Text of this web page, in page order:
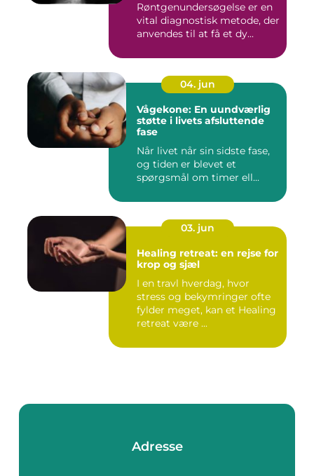
Røntgenundersøgelse er en
vital diagnostisk metode, der
anvendes til at få et dy...
04. jun
Vågekone: En uundværlig
støtte i livets afsluttende
fase
Når livet når sin sidste fase,
og tiden er blevet et
spørgsmål om timer ell...
03. jun
Healing retreat: en rejse for
krop og sjæl
I en travl hverdag, hvor
stress og bekymringer ofte
fylder meget, kan et Healing
retreat være ...
Adresse